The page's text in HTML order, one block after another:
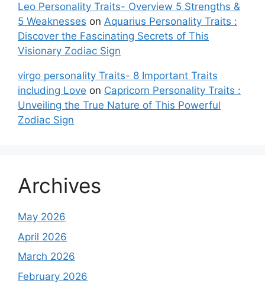
Leo Personality Traits- Overview 5 Strengths &
5 Weaknesses on Aquarius Personality Traits :
Discover the Fascinating Secrets of This
Visionary Zodiac Sign
virgo personality Traits- 8 Important Traits
including Love on Capricorn Personality Traits :
Unveiling the True Nature of This Powerful
Zodiac Sign
Archives
May 2026
April 2026
March 2026
February 2026